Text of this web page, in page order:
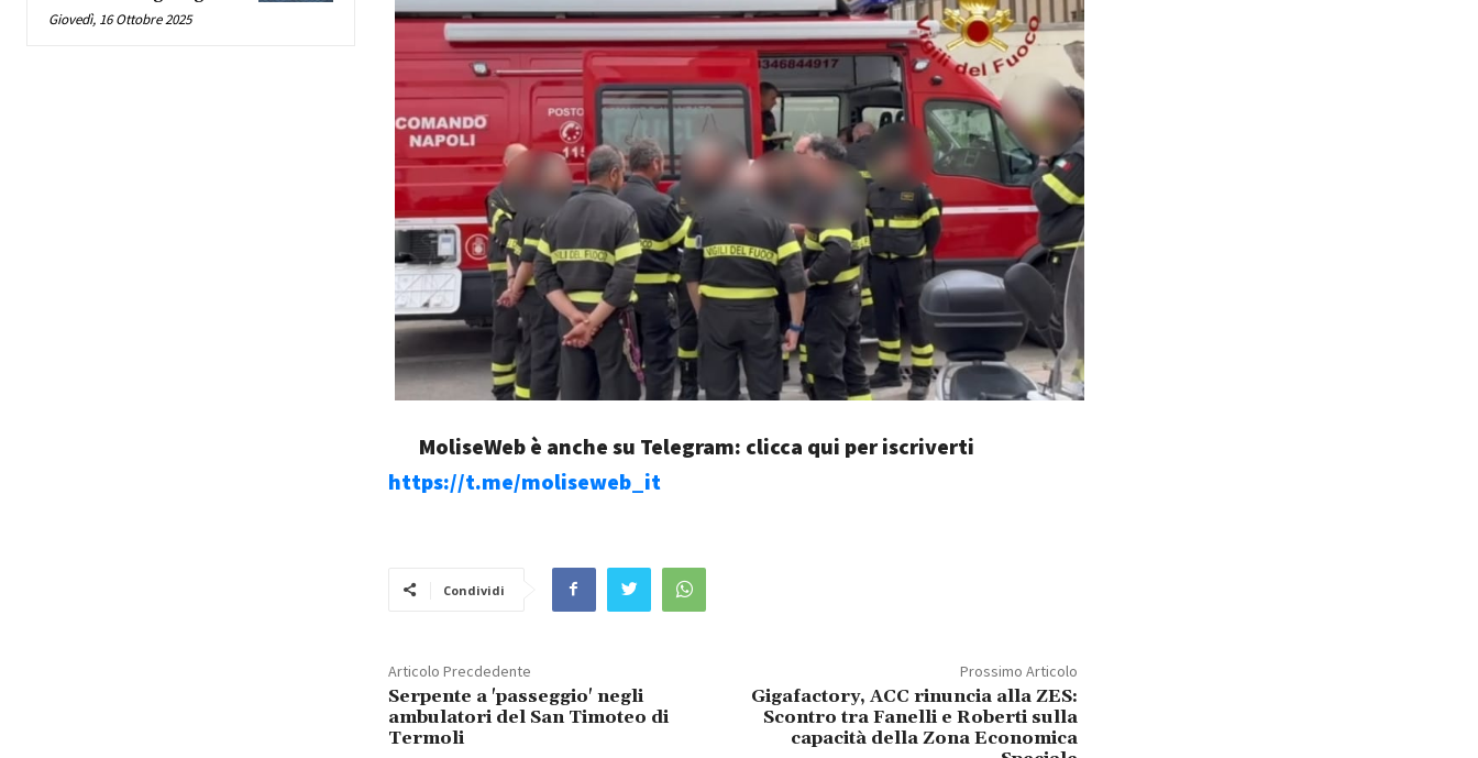
Giovedì, 16 Ottobre 2025
MoliseWeb è anche su Telegram: clicca qui per iscriverti
https://t.me/moliseweb_it
Condividi
Articolo Precdedente
Serpente a 'passeggio' negli
ambulatori del San Timoteo di
Termoli
Prossimo Articolo
Gigafactory, ACC rinuncia alla ZES:
Scontro tra Fanelli e Roberti sulla
capacità della Zona Economica